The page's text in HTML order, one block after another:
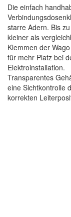
Die einfach
starre Adern. Bis
kleiner als
Klemmen der
für mehr Platz bei
Elektroinstallation.
Transparentes
eine Sichtkontrolle
korrekten